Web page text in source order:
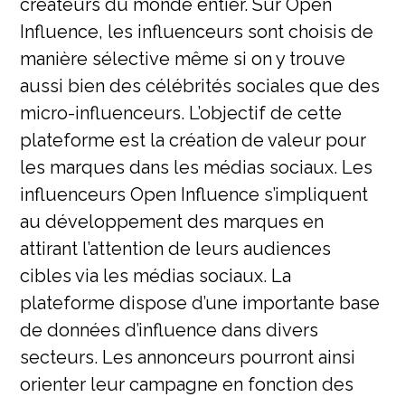
créateurs du monde entier. Sur Open
Influence, les influenceurs sont choisis de
manière sélective même si on y trouve
aussi bien des célébrités sociales que des
micro-influenceurs. L’objectif de cette
plateforme est la création de valeur pour
les marques dans les médias sociaux. Les
influenceurs Open Influence s’impliquent
au développement des marques en
attirant l’attention de leurs audiences
cibles via les médias sociaux. La
plateforme dispose d’une importante base
de données d’influence dans divers
secteurs. Les annonceurs pourront ainsi
orienter leur campagne en fonction des